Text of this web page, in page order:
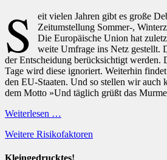
S
eit vielen Jahren gibt es große
Zeitumstellung Sommer-,
Die Europäische Union hat
weite Umfrage ins Netz gestellt.
der Entscheidung berücksichtigt werden.
Tage wird diese ignoriert. Weiterhin
den EU-Staaten. Und so stellen wir auch
dem Motto »Und täglich grüßt das
Weiterlesen …
Kategorien
Weitere Risikofaktoren
Kleingedrucktes!